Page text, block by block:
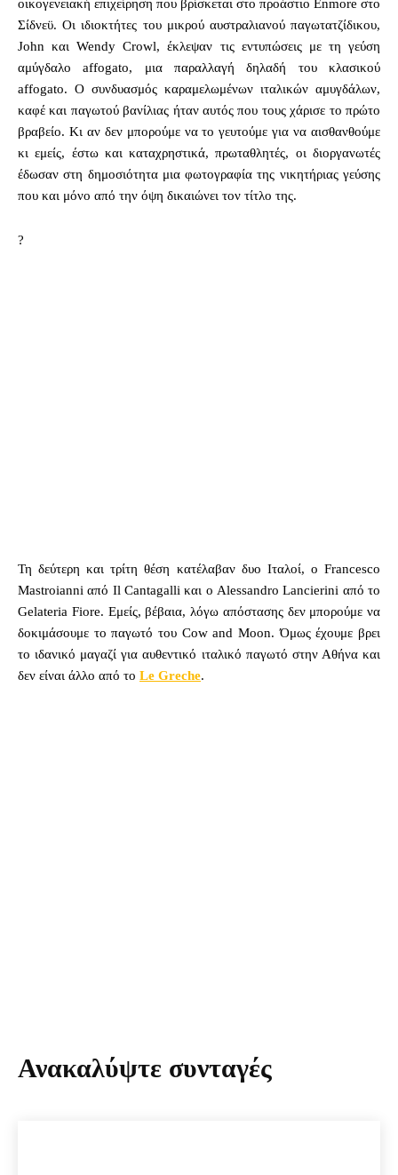
οικογενειακή επιχείρηση που βρίσκεται στο προάστιο Enmore στο
Σίδνεϋ. Οι ιδιοκτήτες του μικρού αυστραλιανού παγωτατζίδικου,
John και Wendy Crowl, έκλεψαν τις εντυπώσεις με τη γεύση
αμύγδαλο affogato, μια παραλλαγή δηλαδή του κλασικού
affogato. Ο συνδυασμός καραμελωμένων ιταλικών αμυγδάλων,
καφέ και παγωτού βανίλιας ήταν αυτός που τους χάρισε το πρώτο
βραβείο. Κι αν δεν μπορούμε να το γευτούμε για να αισθανθούμε
κι εμείς, έστω και καταχρηστικά, πρωταθλητές, οι διοργανωτές
έδωσαν στη δημοσιότητα μια φωτογραφία της νικητήριας γεύσης
που και μόνο από την όψη δικαιώνει τον τίτλο της.
?
Τη δεύτερη και τρίτη θέση κατέλαβαν δυο Ιταλοί, ο Francesco
Mastroianni από Il Cantagalli και ο Alessandro Lancierini από το
Gelateria Fiore. Εμείς, βέβαια, λόγω απόστασης δεν μπορούμε να
δοκιμάσουμε το παγωτό του Cow and Moon. Όμως έχουμε βρει
το ιδανικό μαγαζί για αυθεντικό ιταλικό παγωτό στην Αθήνα και
δεν είναι άλλο από το Le Greche.
Ανακαλύψτε συνταγές